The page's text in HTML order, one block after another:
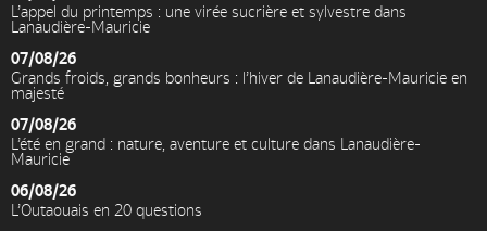
L’appel du printemps : une virée sucrière et sylvestre dans
Lanaudière-Mauricie
07/08/26
Grands froids, grands bonheurs : l’hiver de Lanaudière-Mauricie en
majesté
07/08/26
L’été en grand : nature, aventure et culture dans Lanaudière-
Mauricie
06/08/26
L’Outaouais en 20 questions